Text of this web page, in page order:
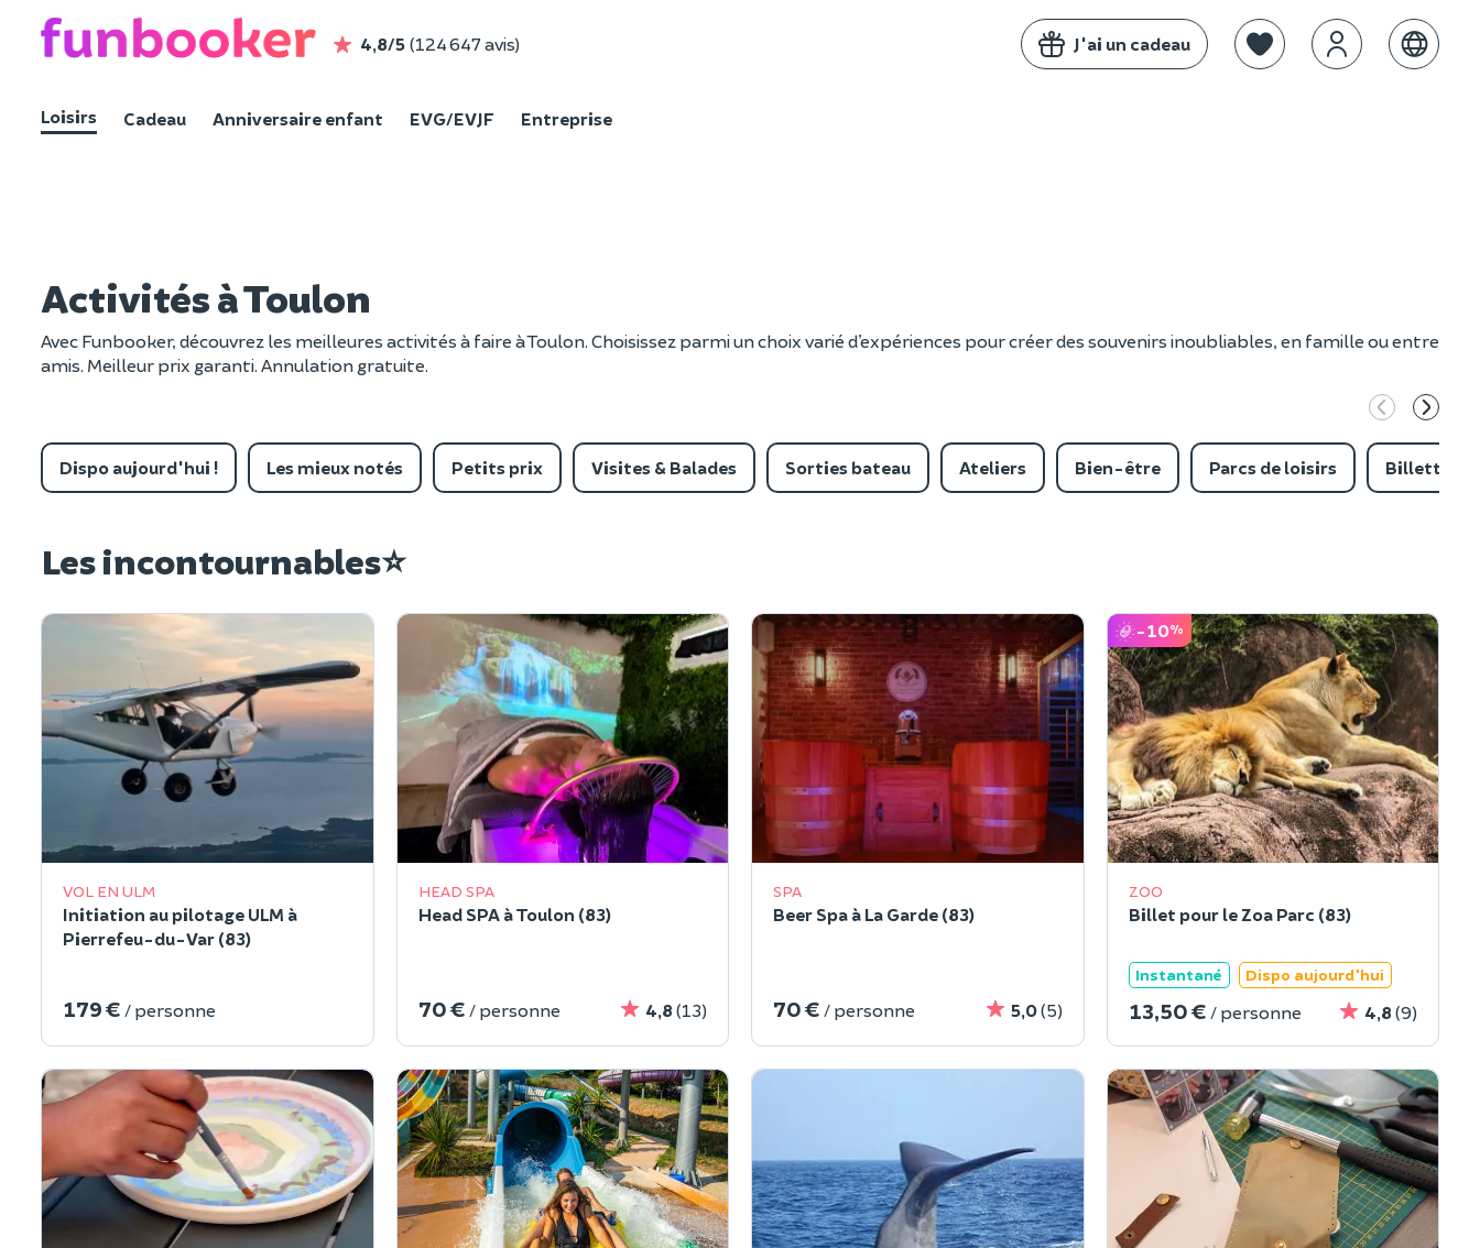
4,8/5 (124 647 avis) J'ai un cadeau
Loisirs Cadeau Anniversaire enfant EVG/EVJF Entreprise
Activités à Toulon
Avec Funbooker, découvrez les meilleures activités à faire à Toulon. Choisissez parmi un choix varié d’expériences pour créer des souvenirs inoubliables, en famille ou entre
amis. Meilleur prix garanti. Annulation gratuite.
Dispo aujourd'hui ! Les mieux notés Petits prix Visites & Balades Sorties bateau Ateliers Bien-être Parcs de loisirs Billetterie
Les incontournables⭐
VOL EN ULM
Initiation au pilotage ULM à
Pierrefeu-du-Var (83)
179 € / personne
HEAD SPA
Head SPA à Toulon (83)
70 € / personne 4,8 (13)
SPA
Beer Spa à La Garde (83)
70 € / personne 5,0(5)
-10%
ZOO
Billet pour le Zoa Parc (83)
Instantané Dispo aujourd'hui
13,50 € / personne 4,8 (9)